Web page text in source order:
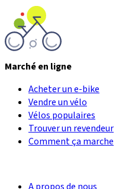
Marché en ligne
Acheter un e-bike
Vendre un vélo
Vélos populaires
Trouver un revendeur
Comment ça marche